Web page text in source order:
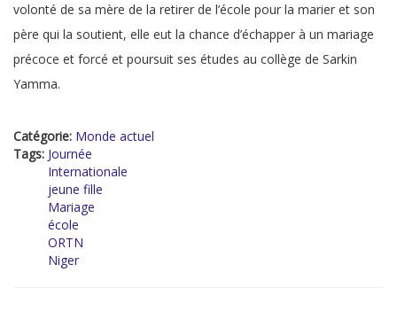
volonté de sa mère de la retirer de l’école pour la marier et son
père qui la soutient, elle eut la chance d’échapper à un mariage
précoce et forcé et poursuit ses études au collège de Sarkin
Yamma.
Catégorie: Monde actuel
Tags: Journée
Internationale
jeune fille
Mariage
école
ORTN
Niger